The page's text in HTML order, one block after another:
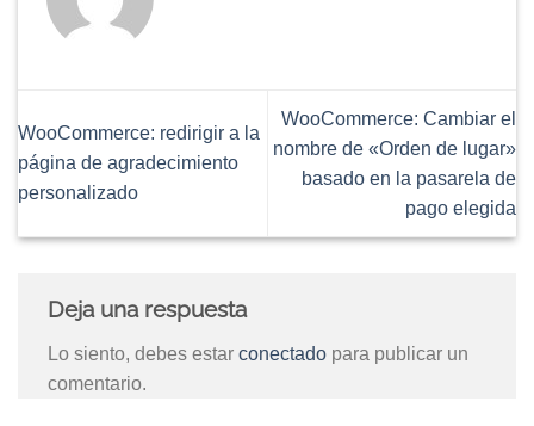
WooCommerce: redirigir a la
página de agradecimiento
personalizado
WooCommerce: Cambiar el
nombre de «Orden de lugar»
basado en la pasarela de
pago elegida
Deja una respuesta
Lo siento, debes estar conectado para publicar un
comentario.